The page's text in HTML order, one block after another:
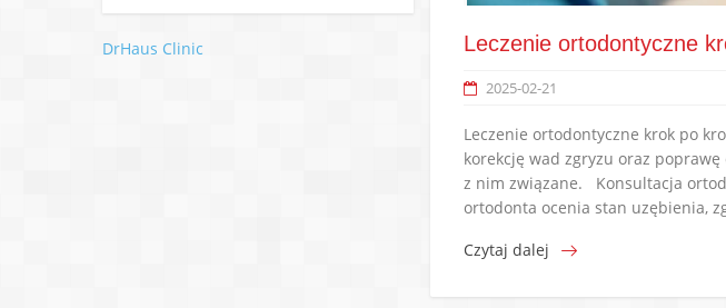
DrHaus Clinic Leczenie ortodontyczne
2025-02-21
Leczenie ortodontyczne krok po
korekcję wad zgryzu oraz
z nim związane. Konsultacja
ortodonta ocenia stan uzębienia,
Czytaj dalej